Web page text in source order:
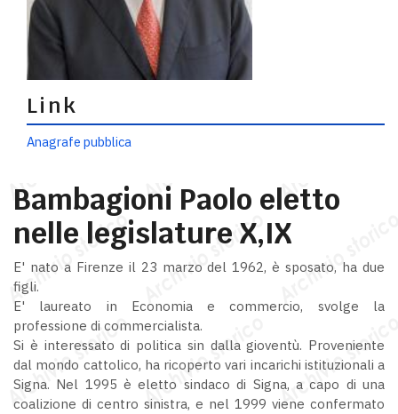
Link
Anagrafe pubblica
Bambagioni Paolo eletto
nelle legislature X,IX
E' nato a Firenze il 23 marzo del 1962, è sposato, ha due
figli.
E' laureato in Economia e commercio, svolge la
professione di commercialista.
Si è interessato di politica sin dalla gioventù. Proveniente
dal mondo cattolico, ha ricoperto vari incarichi istituzionali a
Signa. Nel 1995 è eletto sindaco di Signa, a capo di una
coalizione di centro sinistra, e nel 1999 viene confermato